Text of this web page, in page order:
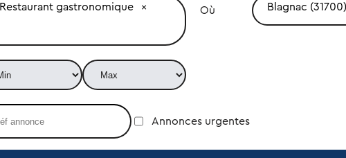
Restaurant gastronomique Où Blagnac (31700)
Annonces urgentes